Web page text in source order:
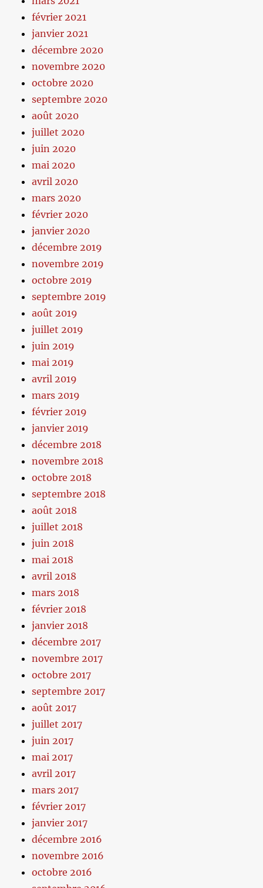
février 2021
janvier 2021
décembre 2020
novembre 2020
octobre 2020
septembre 2020
août 2020
juillet 2020
juin 2020
mai 2020
avril 2020
mars 2020
février 2020
janvier 2020
décembre 2019
novembre 2019
octobre 2019
septembre 2019
août 2019
juillet 2019
juin 2019
mai 2019
avril 2019
mars 2019
février 2019
janvier 2019
décembre 2018
novembre 2018
octobre 2018
septembre 2018
août 2018
juillet 2018
juin 2018
mai 2018
avril 2018
mars 2018
février 2018
janvier 2018
décembre 2017
novembre 2017
octobre 2017
septembre 2017
août 2017
juillet 2017
juin 2017
mai 2017
avril 2017
mars 2017
février 2017
janvier 2017
décembre 2016
novembre 2016
octobre 2016